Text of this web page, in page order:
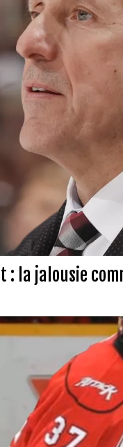
: la jalousie